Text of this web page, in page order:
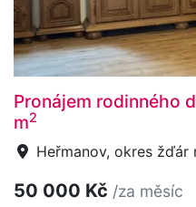
Pronájem rodinného
m2
Heřmanov, okres žďár
50 000 Kč /za měsíc